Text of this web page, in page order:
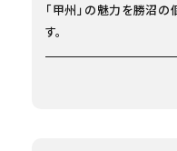
「甲州」の魅力を勝沼
す。